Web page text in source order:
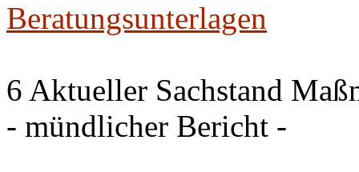
Beratungsunterlagen
6 Aktueller Sachstand
- mündlicher Bericht -